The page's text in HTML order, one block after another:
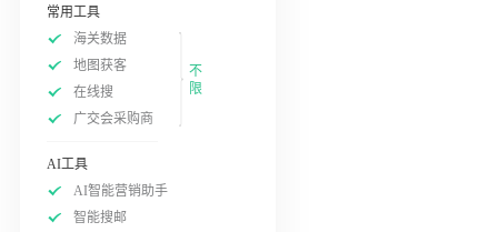
常用工具
海关数据
地图获客
在线搜
广交会采购商
不
限
AI工具
AI智能营销助手
智能搜邮